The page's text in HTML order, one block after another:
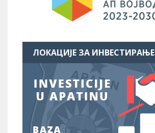
ЛОКАЦИЈЕ ЗА ИНВЕСТИРАЊЕ